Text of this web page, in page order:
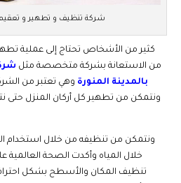
شركة تنظيف و تطهير و تعقيم
كثير من الأشخاص تحتاج إلى عملية
من الاستعانة بشركة متخصصة مثل
بالمدينة المنورة وهي تعتبر من
ونتمكن من تطهير كل أركان المنزل حتى
ونتمكن من تنظيفه من خلال استخدام
خلال المياه وأكدت الصحة
تنظيف المكان والأسطح بشكل